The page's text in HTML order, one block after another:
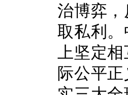
治博弈
取私利
上坚定
际公平